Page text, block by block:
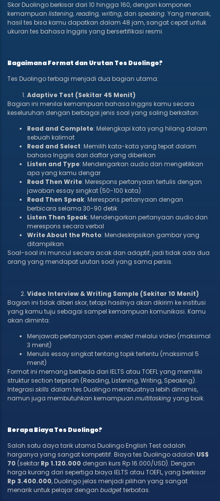
Skor Duolingo berkisar dari 10 hingga 160, dengan komponen
kemampuan listening, reading, writing, dan speaking. Yang menarik,
hasil tes bisa kamu dapatkan dalam 48 jam, sangat cepat untuk
ukuran tes bahasa Inggris yang bersertifikasi resmi.
Bagaimana Format dan Urutan Tes Duolingo?
Tes Duolingo terbagi menjadi dua bagian utama:
Adaptive Test (Sekitar 45 Menit)
Bagian ini menilai kemampuan bahasa Inggris kamu secara
keseluruhan dengan berbagai jenis soal yang saling berkaitan:
Read and Complete: Melengkapi kata yang hilang dalam
sebuah kalimat
Read and Select: Memilih kata-kata yang tepat dalam
bahasa Inggris dari daftar yang diberikan
Listen and Type: Mendengarkan audio dan mengetikkan
apa yang kamu dengar
Read Then Write: Merespons pertanyaan tertulis dengan
jawaban essay singkat (50-100 kata)
Read Then Speak: Merespons pertanyaan dengan
berbicara selama 30-90 detik
Listen Then Speak: Mendengarkan pertanyaan audio dan
merespons secara verbal
Write About the Photo: Mendeskripsikan gambar yang
ditampilkan
Soal-soal ini muncul secara acak dan adaptif, jadi tidak ada dua
orang yang mendapat urutan soal yang sama persis.
Video Interview & Writing Sample (Sekitar 10 Menit)
Bagian ini tidak diberi skor, tetapi hasilnya akan dikirim ke institusi
yang kamu tuju sebagai sampel kemampuan komunikasi. Kamu
akan diminta:
Menjawab pertanyaan open ended melalui video (maksimal
3 menit)
Menulis essay singkat tentang topik tertentu (maksimal 5
menit)
Format ini memang berbeda dari IELTS atau TOEFL yang memiliki
struktur section terpisah (Reading, Listening, Writing, Speaking).
Integrasi skills dalam tes Duolingo membuatnya lebih dinamis,
namun juga membutuhkan kemampuan multitasking yang baik.
Berapa Biaya Tes Duolingo?
Salah satu daya tarik utama Duolingo English Test adalah
harganya yang sangat kompetitif. Biaya tes Duolingo adalah US$
70 (sekitar Rp 1.120.000 dengan kurs Rp 16.000/USD). Dengan
harga kurang dari sepertiga biaya IELTS atau TOEFL, yang berkisar
Rp 3.400.000, Duolingo jelas menjadi pilihan yang sangat
menarik untuk pelajar dengan budgetterbatas.